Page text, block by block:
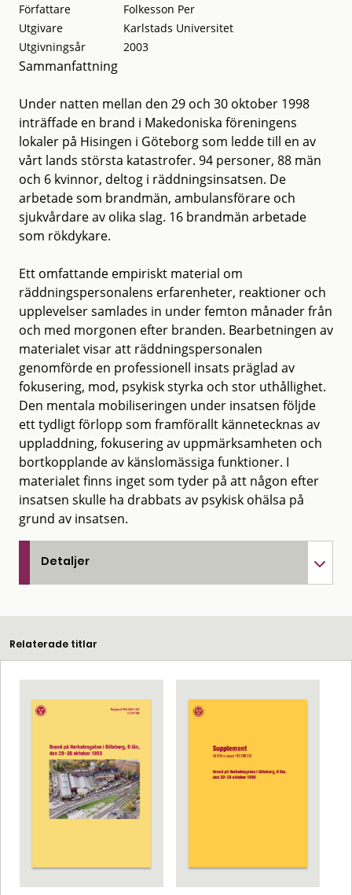
Författare
Folkesson Per
Utgivare
Karlstads Universitet
Utgivningsår
2003
Sammanfattning
Under natten mellan den 29 och 30 oktober 1998
inträffade en brand i Makedoniska föreningens
lokaler på Hisingen i Göteborg som ledde till en av
vårt lands största katastrofer. 94 personer, 88 män
och 6 kvinnor, deltog i räddningsinsatsen. De
arbetade som brandmän, ambulansförare och
sjukvårdare av olika slag. 16 brandmän arbetade
som rökdykare.
Ett omfattande empiriskt material om
räddningspersonalens erfarenheter, reaktioner och
upplevelser samlades in under femton månader från
och med morgonen efter branden. Bearbetningen av
materialet visar att räddningspersonalen
genomförde en professionell insats präglad av
fokusering, mod, psykisk styrka och stor uthållighet.
Den mentala mobiliseringen under insatsen följde
ett tydligt förlopp som framförallt kännetecknas av
uppladdning, fokusering av uppmärksamheten och
bortkopplande av känslomässiga funktioner. I
materialet finns inget som tyder på att någon efter
insatsen skulle ha drabbats av psykisk ohälsa på
grund av insatsen.
Detaljer
Relaterade titlar